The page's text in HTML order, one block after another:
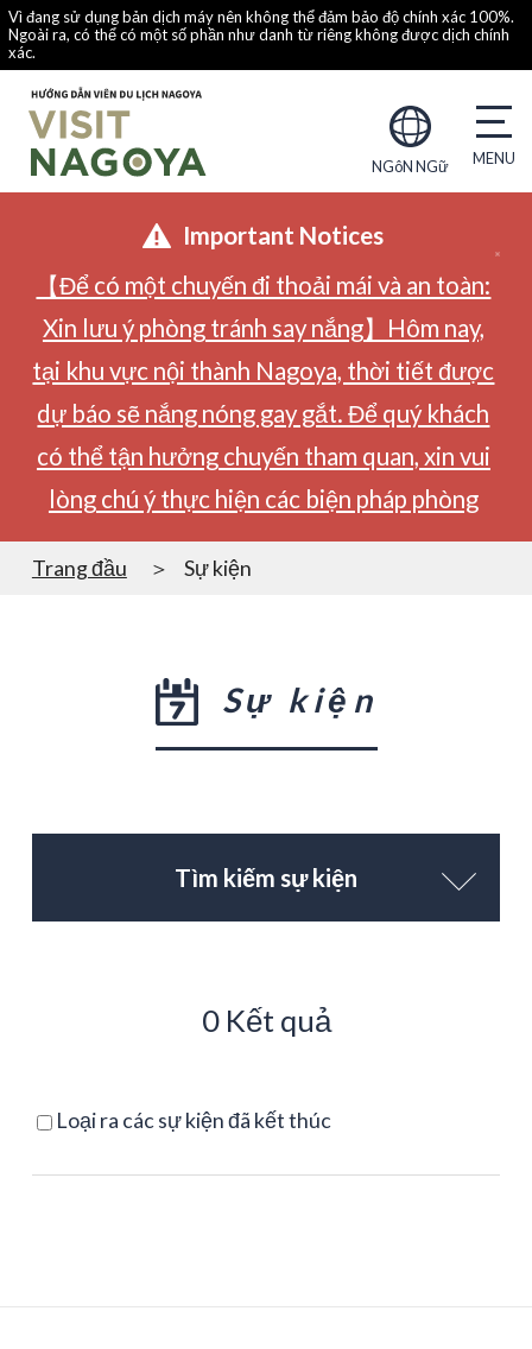
Vì đang sử dụng bản dịch máy nên không thể đảm bảo độ chính xác 100%.
Ngoài ra, có thể có một số phần như danh từ riêng không được dịch chính
xác.
NGôN NGữ
Important Notices
【Để có một chuyến đi thoải mái và an toàn:
Xin lưu ý phòng tránh say nắng】Hôm nay,
tại khu vực nội thành Nagoya, thời tiết được
dự báo sẽ nắng nóng gay gắt. Để quý khách
có thể tận hưởng chuyến tham quan, xin vui
lòng chú ý thực hiện các biện pháp phòng
Trang đầu Sự kiện
Sự kiện
Tìm kiếm sự kiện
0 Kết quả
Loại ra các sự kiện đã kết thúc